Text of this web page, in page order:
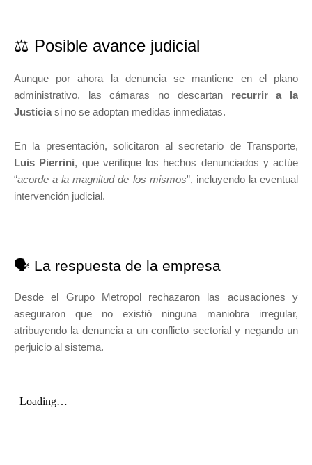
⚖️ Posible avance judicial
Aunque por ahora la denuncia se mantiene en el plano
administrativo, las cámaras no descartan recurrir a la
Justicia si no se adoptan medidas inmediatas.
En la presentación, solicitaron al secretario de Transporte,
Luis Pierrini, que verifique los hechos denunciados y actúe
“acorde a la magnitud de los mismos”, incluyendo la eventual
intervención judicial.
🗣️ La respuesta de la empresa
Desde el Grupo Metropol rechazaron las acusaciones y
aseguraron que no existió ninguna maniobra irregular,
atribuyendo la denuncia a un conflicto sectorial y negando un
perjuicio al sistema.